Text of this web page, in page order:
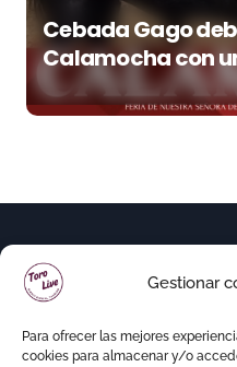
Gestionar
Para ofrecer las mejores
cookies para almacenar y/o
Cebada Gago
Calamocha con
de imponente